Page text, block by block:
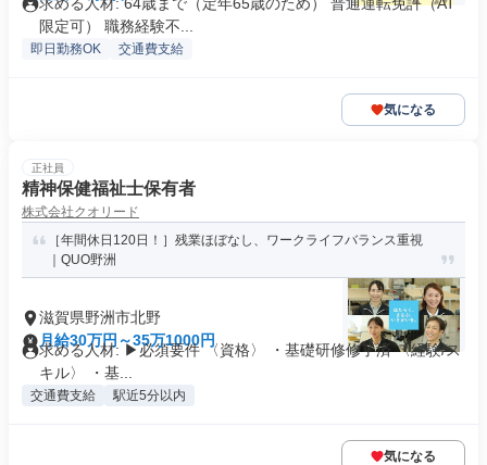
限定可） 職務経験不...
即日勤務OK 交通費支給
気になる
正社員
精神保健福祉士保有者
株式会社クオリード
［年間休日120日！］残業ほぼなし、ワークライフバランス重視
｜QUO野洲
滋賀県野洲市北野
月給30万円～35万1000円
求める人材: ▶必須要件 〈資格〉 ・基礎研修修了済 〈経験/ス
キル〉 ・基...
交通費支給 駅近5分以内
気になる